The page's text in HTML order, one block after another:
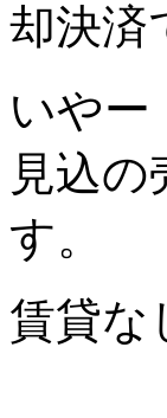
却決済
いやー
見込
す。
賃貸な